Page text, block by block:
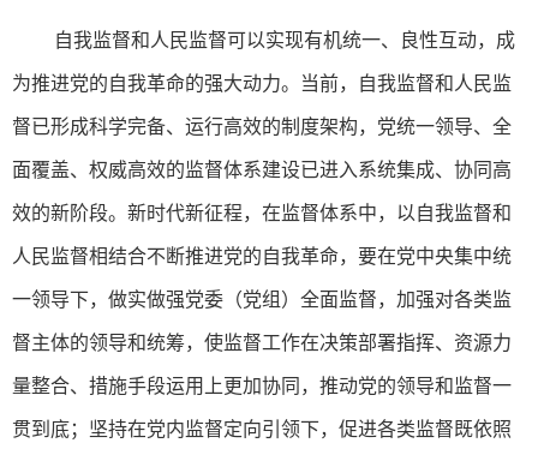
自我监督和人民监督可以实现有机统一、良性互动，成
为推进党的自我革命的强大动力。当前，自我监督和人民监
督已形成科学完备、运行高效的制度架构，党统一领导、全
面覆盖、权威高效的监督体系建设已进入系统集成、协同高
效的新阶段。新时代新征程，在监督体系中，以自我监督和
人民监督相结合不断推进党的自我革命，要在党中央集中统
一领导下，做实做强党委（党组）全面监督，加强对各类监
督主体的领导和统筹，使监督工作在决策部署指挥、资源力
量整合、措施手段运用上更加协同，推动党的领导和监督一
贯到底；坚持在党内监督定向引领下，促进各类监督既依照